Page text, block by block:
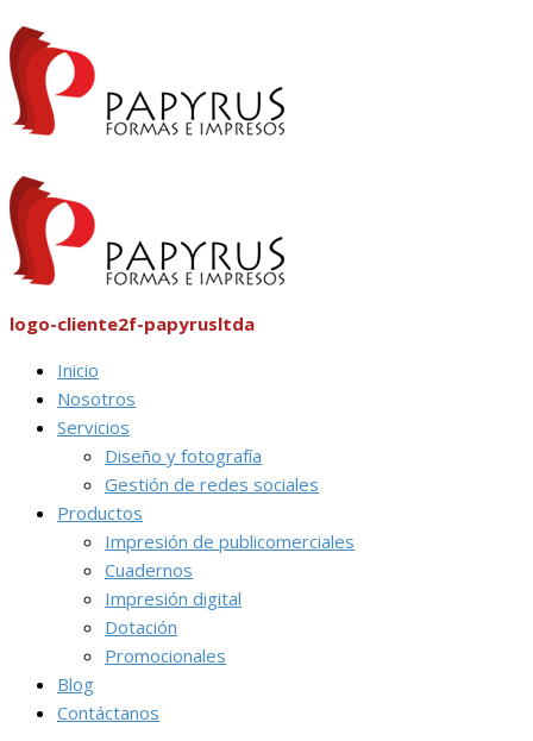
logo-cliente2f-papyrusltda
Inicio
Nosotros
Servicios
Diseño y fotografía
Gestión de redes sociales
Productos
Impresión de publicomerciales
Cuadernos
Impresión digital
Dotación
Promocionales
Blog
Contáctanos